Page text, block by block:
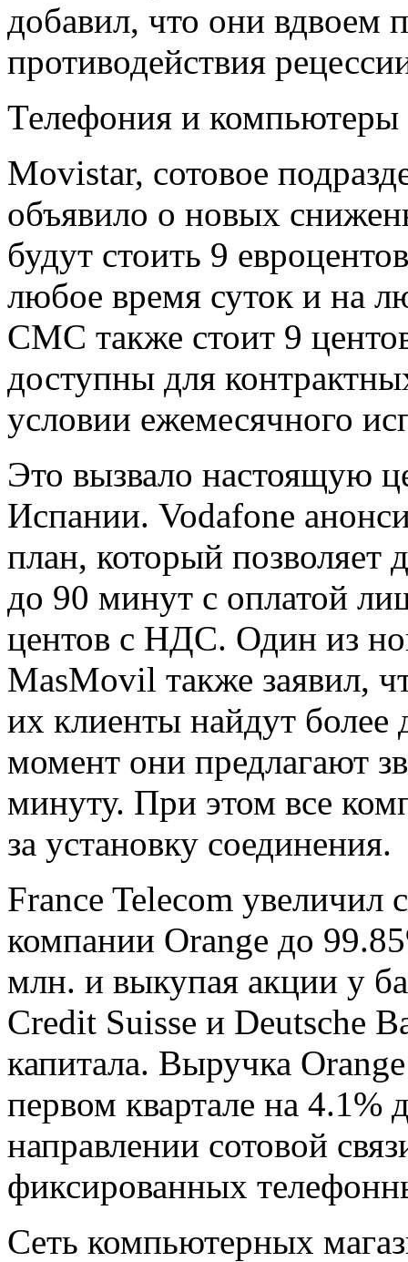
добавил, что они вдвоем
противодействия
Телефония и компьютеры
Movistar, сотовое
объявило о новых
будут стоить 9
любое время суток и на
СМС также стоит 9
доступны для
условии ежемесячного
Это вызвало настоящую
Испании. Vodafone
план, который позволяет
до 90 минут с оплатой
центов с НДС. Один из
MasMovil также заявил,
их клиенты найдут
момент они предлагают
минуту. При этом все
за установку соединения.
France Telecom
компании Orange до
млн. и выкупая акции у
Credit Suisse и Deutsche
капитала. Выручка
первом квартале на
направлении сотовой
фиксированных
Сеть компьютерных